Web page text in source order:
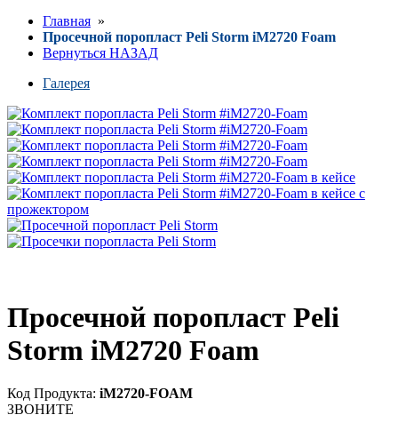
Главная »
Просечной поропласт Peli Storm iM2720 Foam
Вернуться НАЗАД
Галерея
Просечной поропласт Peli
Storm iM2720 Foam
Код Продукта: iM2720-FOAM
ЗВОНИТЕ